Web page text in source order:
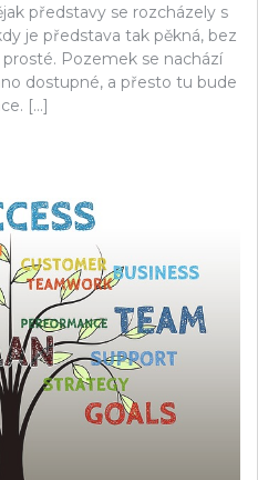
představy se rozcházely s
je představa tak pěkná, bez
Pozemek se nachází
dostupné, a přesto tu bude
[…]